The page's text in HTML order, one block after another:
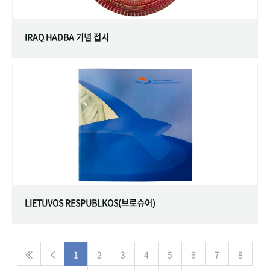
IRAQ HADBA 기념 접시
LIETUVOS RESPUBLKOS(브로슈어)
1 2 3 4 5 6 7 8